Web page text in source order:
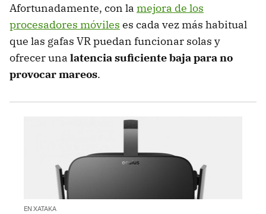
Afortunadamente, con la mejora de los
procesadores móviles es cada vez más habitual
que las gafas VR puedan funcionar solas y
ofrecer una latencia suficiente baja para no
provocar mareos.
EN XATAKA